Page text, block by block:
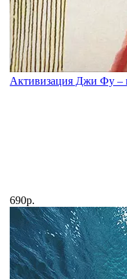
Активизация Джи Фу –
690р.